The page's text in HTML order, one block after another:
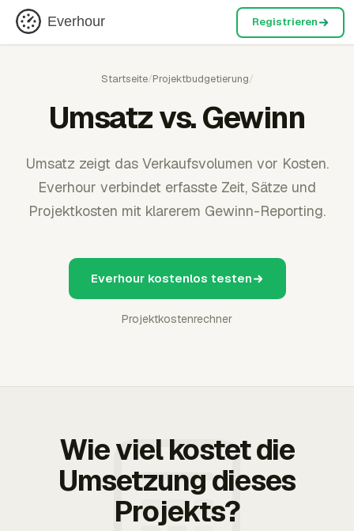
Everhour Registrieren
Startseite/Projektbudgetierung/
Umsatz vs. Gewinn
Umsatz zeigt das Verkaufsvolumen vor Kosten.
Everhour verbindet erfasste Zeit, Sätze und
Projektkosten mit klarerem Gewinn-Reporting.
Everhour kostenlos testen
Projektkostenrechner
Wie viel kostet die
Umsetzung dieses
Projekts?